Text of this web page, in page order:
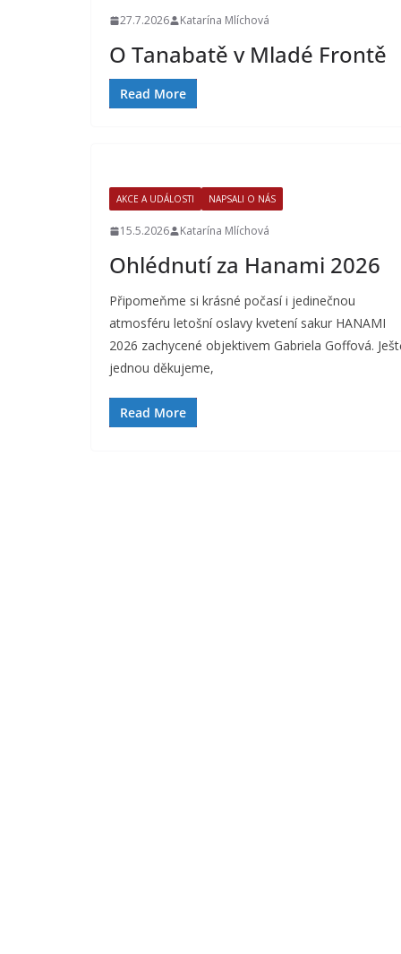
27.7.2026 Katarína Mlíchová
O Tanabatě v Mladé Frontě
Read More
AKCE A UDÁLOSTI NAPSALI O NÁS
15.5.2026 Katarína Mlíchová
Ohlédnutí za Hanami 2026
Připomeňme si krásné počasí i jedinečnou
atmosféru letošní oslavy kvetení sakur HANAMI
2026 zachycené objektivem Gabriela Goffová.
jednou děkujeme,
Read More